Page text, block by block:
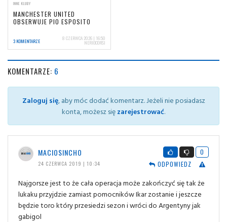
INNE KLUBY
MANCHESTER UNITED
OBSERWUJE PIO ESPOSITO
3 KOMENTARZE 8 CZERWCA 2026 | 16:50
NERIOCORSI
KOMENTARZE: 6
Zaloguj się, aby móc dodać komentarz. Jeżeli nie posiadasz
konta, możesz sięzarejestrować.
MACIOSINCHO
24 CZERWCA 2019 | 10:34
0
ODPOWIEDZ
Najgorsze jest to że cała operacja może zakończyć się tak że
lukaku przyjdzie zamiast pomocników Ikar zostanie i jeszcze
będzie toro który przesiedzi sezon i wróci do Argentyny jak
gabigol